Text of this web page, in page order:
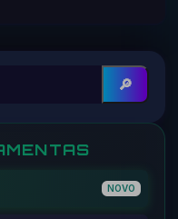
🔎
NOVO